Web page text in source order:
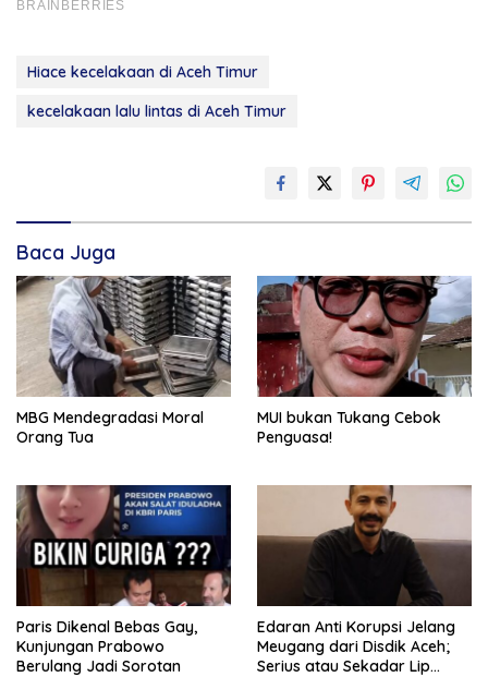
Hiace kecelakaan di Aceh Timur
kecelakaan lalu lintas di Aceh Timur
Baca Juga
MBG Mendegradasi Moral
Orang Tua
MUI bukan Tukang Cebok
Penguasa!
Paris Dikenal Bebas Gay,
Kunjungan Prabowo
Berulang Jadi Sorotan
Edaran Anti Korupsi Jelang
Meugang dari Disdik Aceh;
Serius atau Sekadar Lip